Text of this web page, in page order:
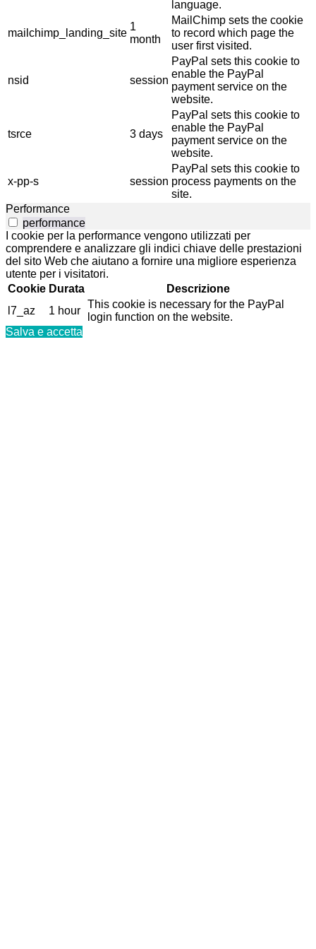
language.
mailchimp_landing_site
1
month
MailChimp sets the cookie
to record which page the
user first visited.
nsid session
PayPal sets this cookie to
enable the PayPal
payment service on the
website.
tsrce 3 days
PayPal sets this cookie to
enable the PayPal
payment service on the
website.
x-pp-s session
PayPal sets this cookie to
process payments on the
site.
Performance
performance
I cookie per la performance vengono utilizzati per
comprendere e analizzare gli indici chiave delle prestazioni
del sito Web che aiutano a fornire una migliore esperienza
utente per i visitatori.
Cookie Durata
Descrizione
l7_az
1 hour
This cookie is necessary for the PayPal
login function on the website.
Salva e accetta